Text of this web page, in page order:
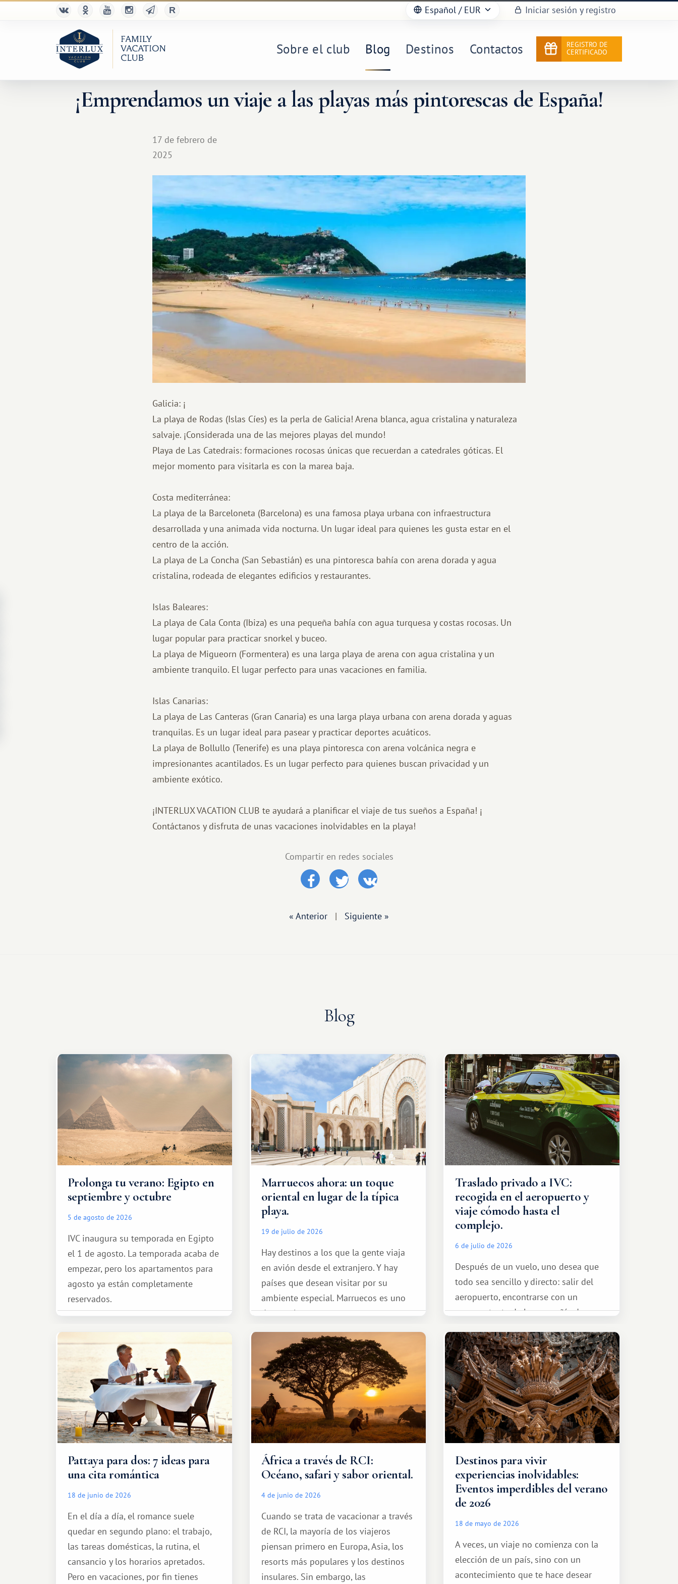
Español / EUR Iniciar sesión y registro
Sobre el club Blog Destinos Contactos
REGISTRO DE
CERTIFICADO
¡Emprendamos un viaje a las playas más pintorescas de España!
17 de febrero de
2025
Galicia: ¡
La playa de Rodas (Islas Cíes) es la perla de Galicia! Arena blanca, agua cristalina y naturaleza
salvaje. ¡Considerada una de las mejores playas del mundo!
Playa de Las Catedrais: formaciones rocosas únicas que recuerdan a catedrales góticas. El
mejor momento para visitarla es con la marea baja.
Costa mediterránea:
La playa de la Barceloneta (Barcelona) es una famosa playa urbana con infraestructura
desarrollada y una animada vida nocturna. Un lugar ideal para quienes les gusta estar en el
centro de la acción.
La playa de La Concha (San Sebastián) es una pintoresca bahía con arena dorada y agua
cristalina, rodeada de elegantes edificios y restaurantes.
Islas Baleares:
La playa de Cala Conta (Ibiza) es una pequeña bahía con agua turquesa y costas rocosas. Un
lugar popular para practicar snorkel y buceo.
La playa de Migueorn (Formentera) es una larga playa de arena con agua cristalina y un
ambiente tranquilo. El lugar perfecto para unas vacaciones en familia.
Islas Canarias:
La playa de Las Canteras (Gran Canaria) es una larga playa urbana con arena dorada y aguas
tranquilas. Es un lugar ideal para pasear y practicar deportes acuáticos.
La playa de Bollullo (Tenerife) es una playa pintoresca con arena volcánica negra e
impresionantes acantilados. Es un lugar perfecto para quienes buscan privacidad y un
ambiente exótico.
¡INTERLUX VACATION CLUB te ayudará a planificar el viaje de tus sueños a España! ¡
Contáctanos y disfruta de unas vacaciones inolvidables en la playa!
Compartir en redes sociales
« Anterior | Siguiente »
Blog
Prolonga tu verano: Egipto en
septiembre y octubre
5 de agosto de 2026
IVC inaugura su temporada en Egipto
el 1 de agosto. La temporada acaba de
empezar, pero los apartamentos para
agosto ya están completamente
reservados.
Marruecos ahora: un toque
oriental en lugar de la típica
playa.
19 de julio de 2026
Hay destinos a los que la gente viaja
en avión desde el extranjero. Y hay
países que desean visitar por su
ambiente especial. Marruecos es uno
de esos lugares.
Traslado privado a IVC:
recogida en el aeropuerto y
viaje cómodo hasta el
complejo.
6 de julio de 2026
Después de un vuelo, uno desea que
todo sea sencillo y directo: salir del
aeropuerto, encontrarse con un
representante de la compañía de
tranquilamente hasta el complejo
turístico.
Pattaya para dos: 7 ideas para
una cita romántica
18 de junio de 2026
En el día a día, el romance suele
quedar en segundo plano: el trabajo,
las tareas domésticas, la rutina, el
cansancio y los horarios apretados.
Pero en vacaciones, por fin tienes
África a través de RCI:
Océano, safari y sabor oriental.
4 de junio de 2026
Cuando se trata de vacacionar a través
de RCI, la mayoría de los viajeros
piensan primero en Europa, Asia, los
resorts más populares y los destinos
insulares. Sin embargo, las
Destinos para vivir
experiencias inolvidables:
Eventos imperdibles del verano
de 2026
18 de mayo de 2026
A veces, un viaje no comienza con la
elección de un país, sino con un
acontecimiento que te hace desear